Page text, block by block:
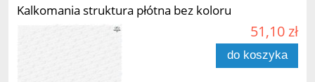
Kalkomania struktura płótna bez koloru
51,10 zł
do koszyka